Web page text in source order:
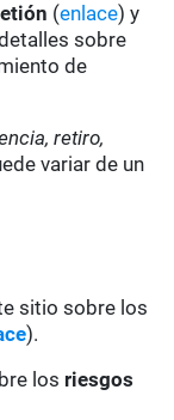
etión (enlace) y
sobre
de
retiro,
variar de un
sitio sobre los
).
los riesgos